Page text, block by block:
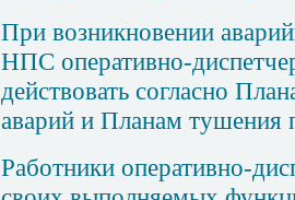
При возникновении
НПС оперативно-
действовать согласно
аварий и Планам тушения
Работники оперативно-